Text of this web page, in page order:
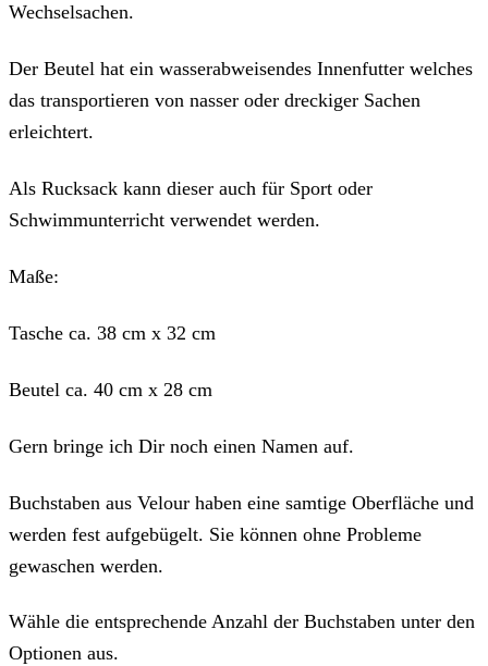
Wechselsachen.
Der Beutel hat ein wasserabweisendes Innenfutter welches
das transportieren von nasser oder dreckiger Sachen
erleichtert.
Als Rucksack kann dieser auch für Sport oder
Schwimmunterricht verwendet werden.
Maße:
Tasche ca. 38 cm x 32 cm
Beutel ca. 40 cm x 28 cm
Gern bringe ich Dir noch einen Namen auf.
Buchstaben aus Velour haben eine samtige Oberfläche und
werden fest aufgebügelt. Sie können ohne Probleme
gewaschen werden.
Wähle die entsprechende Anzahl der Buchstaben unter den
Optionen aus.